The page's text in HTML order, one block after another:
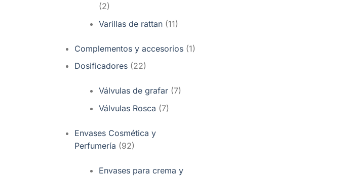
(2)
Varillas de rattan (11)
Complementos y accesorios (1)
Dosificadores (22)
Válvulas de grafar (7)
Válvulas Rosca (7)
Envases Cosmética y
Perfumería (92)
Envases para crema y